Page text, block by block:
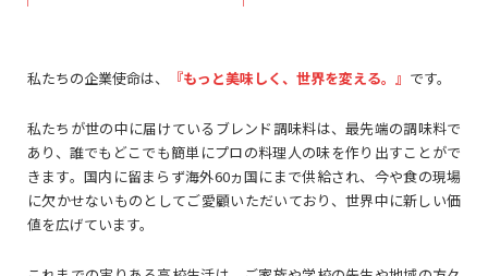
私たちの企業使命は、 『もっと美味しく、世界を変える。』 です。
私たちが世の中に届けているブレンド調味料は、最先端の調味料で
あり、誰でもどこでも簡単にプロの料理人の味を作り出すことがで
きます。国内に留まらず海外60ヵ国にまで供給され、今や食の現場
に欠かせないものとしてご愛顧いただいており、世界中に新しい価
値を広げています。